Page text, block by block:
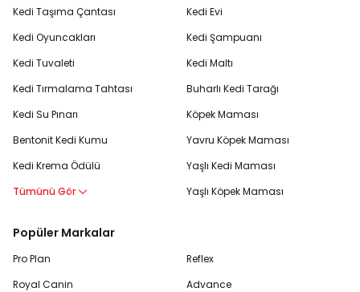
Kedi Taşıma Çantası
Kedi Oyuncakları
Kedi Tuvaleti
Kedi Tırmalama Tahtası
Kedi Su Pınarı
Bentonit Kedi Kumu
Kedi Krema Ödülü
Tümünü Gör
Kedi Evi
Kedi Şampuanı
Kedi Maltı
Buharlı Kedi Tarağı
Köpek Maması
Yavru Köpek Maması
Yaşlı Kedi Maması
Yaşlı Köpek Maması
Popüler Markalar
Pro Plan
Royal Canin
Reflex
Advance